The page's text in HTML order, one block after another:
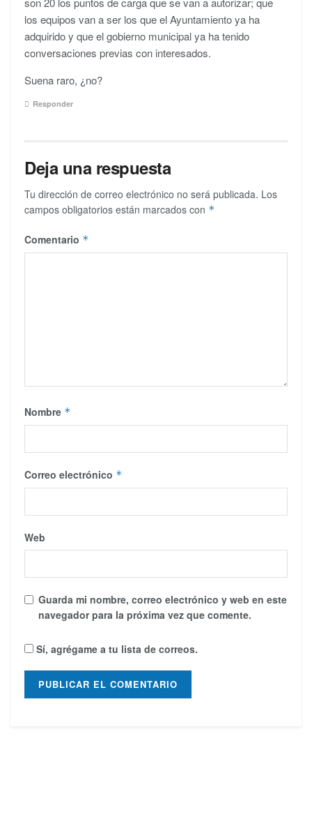
los equipos van a ser los que el Ayuntamiento ya ha
adquirido y que el gobierno municipal ya ha tenido
conversaciones previas con interesados.
Suena raro, ¿no?
Responder
Deja una respuesta
Tu dirección de correo electrónico no será publicada. Los
campos obligatorios están marcados con *
Comentario *
Nombre *
Correo electrónico *
Web
Guarda mi nombre, correo electrónico y web en este
navegador para la próxima vez que comente.
Sí, agrégame a tu lista de correos.